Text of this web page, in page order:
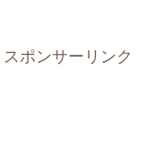
スポンサーリンク